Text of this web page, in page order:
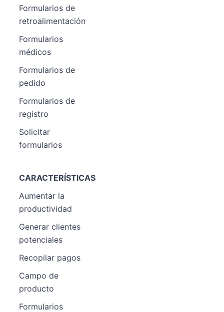
Formularios de
retroalimentación
Formularios
médicos
Formularios de
pedido
Formularios de
registro
Solicitar
formularios
CARACTERÍSTICAS
Aumentar la
productividad
Generar clientes
potenciales
Recopilar pagos
Campo de
producto
Formularios